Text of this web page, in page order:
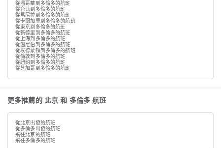
從溫哥華到多倫多的航班
從台北到多倫多的航班
從馬尼拉到多倫多的航班
從卡爾加里到多倫多的航班
從東京到多倫多的航班
從新德里到多倫多的航班
從上海到多倫多的航班
從溫尼伯到多倫多的航班
從埃德蒙頓到多倫多的航班
從倫敦到多倫多的航班
從紐約到多倫多的航班
從芝加哥到多倫多的航班
更多推薦的 北京 和 多倫多 航班
從北京出發的航班
從多倫多出發的航班
飛往北京的航班
飛往多倫多的航班